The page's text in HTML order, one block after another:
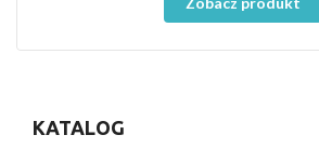
KATALOG